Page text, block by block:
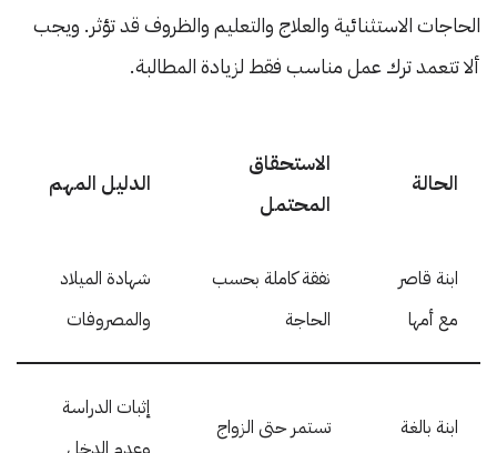
الحاجات الاستثنائية والعلاج والتعليم والظروف قد تؤثر. ويجب
ألا تتعمد ترك عمل مناسب فقط لزيادة المطالبة.
الحالة
الاستحقاق
المحتمل
الدليل المهم
ابنة قاصر
مع أمها
نفقة كاملة بحسب
الحاجة
شهادة الميلاد
والمصروفات
ابنة بالغة تستمر حتى الزواج
إثبات الدراسة